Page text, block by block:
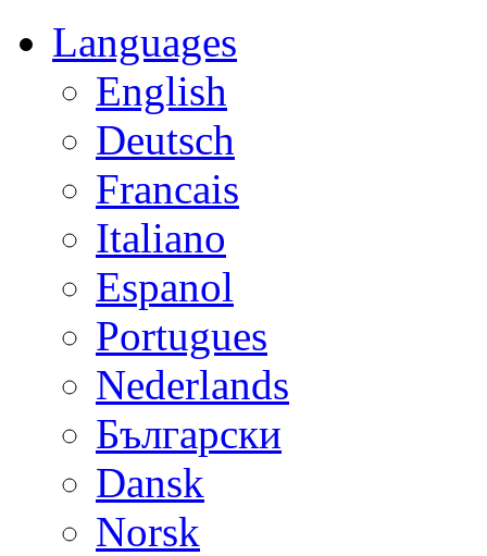
Languages
English
Deutsch
Francais
Italiano
Espanol
Portugues
Nederlands
Български
Dansk
Norsk